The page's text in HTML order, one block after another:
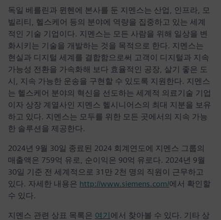
독일 베를린과 뮌헨에 본사를 둔 지멘스는 산업, 인프라, 모
빌리티, 헬스케어 등의 분야에 역량을 집중하고 있는 세계
적인 기술 기업이다. 지멘스는 모든 사람을 위해 일상을 변
화시키는 기술을 개발하는 것을 목적으로 한다. 지멘스는
현실과 디지털 세계를 결합함으로써 고객이 디지털과 지속
가능성 전환을 가속화해 보다 효율적인 공장, 살기 좋은 도
시, 지속 가능한 운송을 구현할 수 있도록 지원한다. 지멘스
는 헬스케어 분야의 혁신을 선도하는 세계적 의료기술 기업
이자 상장 계열사인 지멘스 헬시니어스의 최대 지분을 보유
하고 있다. 지멘스는 모두를 위한 모든 곳에서의 지속 가능
한 솔루션을 제공한다.
2024년 9월 30일 종료된 2024 회계연도에 지멘스 그룹의
매출액은 759억 유로, 순이익은 90억 유로다. 2024년 9월
30일 기준 전 세계적으로 31만 2천 명의 직원이 근무하고
있다. 자세한 내용은 http://www.siemens.com/에서 확인할
수 있다.
지멘스 관련 상표 목록은 여기 에서 찾아볼 수 있다. 기타 상